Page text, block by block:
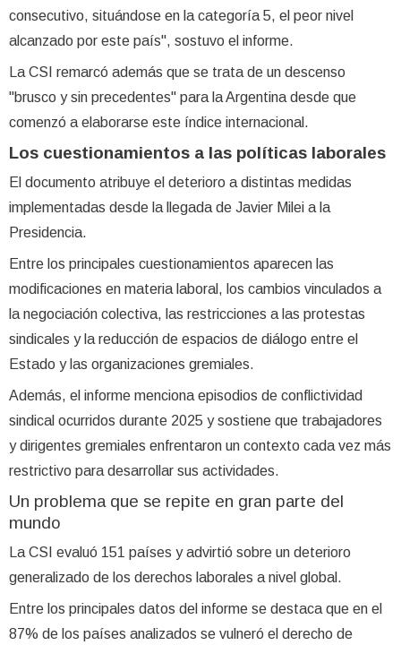
consecutivo, situándose en la categoría 5, el peor nivel
alcanzado por este país", sostuvo el informe.
La CSI remarcó además que se trata de un descenso
"brusco y sin precedentes" para la Argentina desde que
comenzó a elaborarse este índice internacional.
Los cuestionamientos a las políticas laborales
El documento atribuye el deterioro a distintas medidas
implementadas desde la llegada de Javier Milei a la
Presidencia.
Entre los principales cuestionamientos aparecen las
modificaciones en materia laboral, los cambios vinculados a
la negociación colectiva, las restricciones a las protestas
sindicales y la reducción de espacios de diálogo entre el
Estado y las organizaciones gremiales.
Además, el informe menciona episodios de conflictividad
sindical ocurridos durante 2025 y sostiene que trabajadores
y dirigentes gremiales enfrentaron un contexto cada vez más
restrictivo para desarrollar sus actividades.
Un problema que se repite en gran parte del
mundo
La CSI evaluó 151 países y advirtió sobre un deterioro
generalizado de los derechos laborales a nivel global.
Entre los principales datos del informe se destaca que en el
87% de los países analizados se vulneró el derecho de